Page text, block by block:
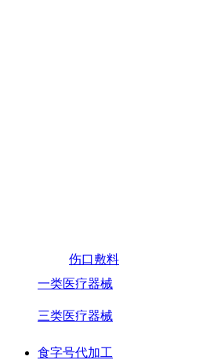
伤口敷料
一类医疗器械
三类医疗器械
食字号代加工